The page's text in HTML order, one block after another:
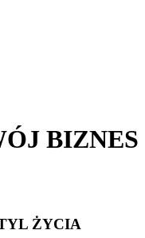
BIZNES
ŻYCIA